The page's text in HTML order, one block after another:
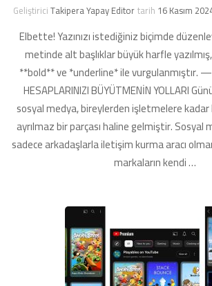
GeliştiriciTakipera Yapay Editortarih 16 Kasım
Elbette! Yazınızı istediğiniz biçimde
metinde alt başlıklar büyük harfle
**bold** ve *underline* ile vurgulanmıştır. —
HESAPLARINIZI BÜYÜTMENİN YOLLARI
sosyal medya, bireylerden işletmelere kadar
ayrılmaz bir parçası haline gelmiştir. Sosyal
sadece arkadaşlarla iletişim kurma aracı
markaların kendi …